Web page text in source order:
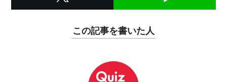
この記事を書いた人